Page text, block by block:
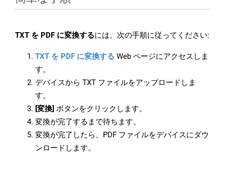
TXT を PDF に変換するには、次の手順に従ってください:
TXT を PDF に変換する Web ページにアクセスしま
す。
デバイスから TXT ファイルをアップロードしま
す。
[変換] ボタンをクリックします。
変換が完了するまで待ちます。
変換が完了したら、PDF ファイルをデバイスにダウ
ンロードします。